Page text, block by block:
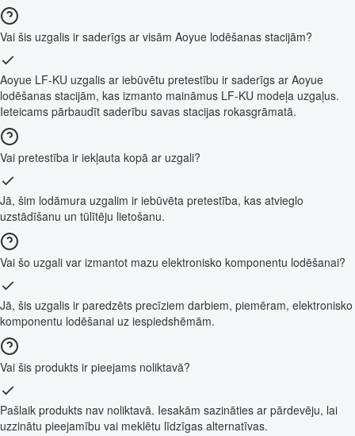
Vai šis uzgalis ir saderīgs ar visām Aoyue lodēšanas stacijām?
Aoyue LF-KU uzgalis ar iebūvētu pretestību ir saderīgs ar Aoyue
lodēšanas stacijām, kas izmanto maināmus LF-KU modeļa uzgaļus.
Ieteicams pārbaudīt saderību savas stacijas rokasgrāmatā.
Vai pretestība ir iekļauta kopā ar uzgali?
Jā, šim lodāmura uzgalim ir iebūvēta pretestība, kas atvieglo
uzstādīšanu un tūlītēju lietošanu.
Vai šo uzgali var izmantot mazu elektronisko komponentu lodēšanai?
Jā, šis uzgalis ir paredzēts precīziem darbiem, piemēram, elektronisko
komponentu lodēšanai uz iespiedshēmām.
Vai šis produkts ir pieejams noliktavā?
Pašlaik produkts nav noliktavā. Iesakām sazināties ar pārdevēju, lai
uzzinātu pieejamību vai meklētu līdzīgas alternatīvas.